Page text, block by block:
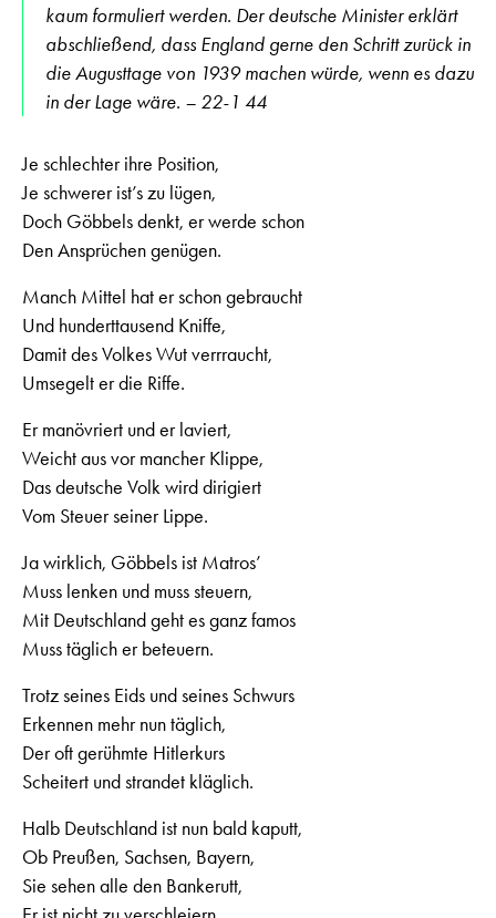
kaum formuliert werden. Der deutsche Minister erklärt
abschließend, dass England gerne den Schritt zurück in
die Augusttage von 1939 machen würde, wenn es dazu
in der Lage wäre. – 22-1 44
Je schlechter ihre Position,
Je schwerer ist’s zu lügen,
Doch Göbbels denkt, er werde schon
Den Ansprüchen genügen.
Manch Mittel hat er schon gebraucht
Und hunderttausend Kniffe,
Damit des Volkes Wut verrraucht,
Umsegelt er die Riffe.
Er manövriert und er laviert,
Weicht aus vor mancher Klippe,
Das deutsche Volk wird dirigiert
Vom Steuer seiner Lippe.
Ja wirklich, Göbbels ist Matros’
Muss lenken und muss steuern,
Mit Deutschland geht es ganz famos
Muss täglich er beteuern.
Trotz seines Eids und seines Schwurs
Erkennen mehr nun täglich,
Der oft gerühmte Hitlerkurs
Scheitert und strandet kläglich.
Halb Deutschland ist nun bald kaputt,
Ob Preußen, Sachsen, Bayern,
Sie sehen alle den Bankerutt,